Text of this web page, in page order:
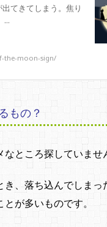
てきてしまう。焦り
...
the-moon-sign/
もの？
ところ探していませ
、落ち込んでしま
が多いものです。